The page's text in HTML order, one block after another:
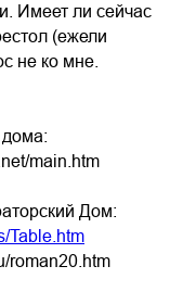
Имеет ли сейчас
(ежели
не ко мне.
дома:
main.htm
Дом:
Table.htm
roman20.htm